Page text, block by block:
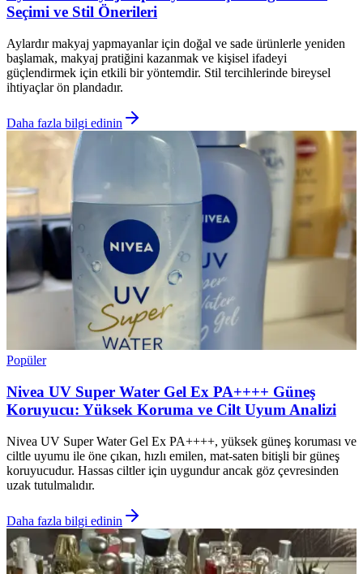
Seçimi ve Stil Önerileri
Aylardır makyaj yapmayanlar için doğal ve sade ürünlerle yeniden
başlamak, makyaj pratiğini kazanmak ve kişisel ifadeyi
güçlendirmek için etkili bir yöntemdir. Stil tercihlerinde bireysel
ihtiyaçlar ön plandadır.
Daha fazla bilgi edinin
Popüler
Nivea UV Super Water Gel Ex PA++++ Güneş
Koruyucu: Yüksek Koruma ve Cilt Uyum Analizi
Nivea UV Super Water Gel Ex PA++++, yüksek güneş koruması ve
ciltle uyumu ile öne çıkan, hızlı emilen, mat-saten bitişli bir güneş
koruyucudur. Hassas ciltler için uygundur ancak göz çevresinden
uzak tutulmalıdır.
Daha fazla bilgi edinin